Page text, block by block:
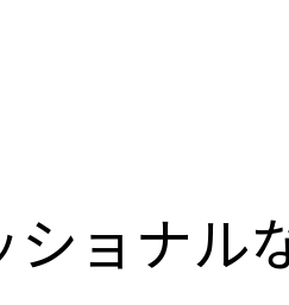
ョナル